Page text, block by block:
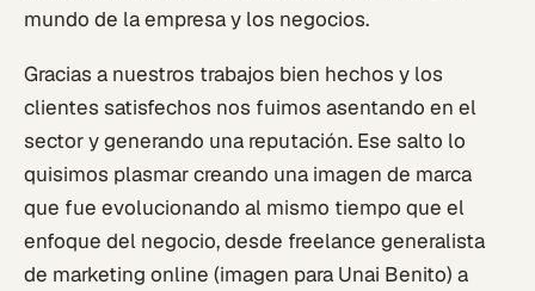
mundo de la empresa y los negocios.
Gracias a nuestros trabajos bien hechos y los
clientes satisfechos nos fuimos asentando en el
sector y generando una reputación. Ese salto lo
quisimos plasmar creando una imagen de marca
que fue evolucionando al mismo tiempo que el
enfoque del negocio, desde freelance generalista
de marketing online (imagen para Unai Benito) a